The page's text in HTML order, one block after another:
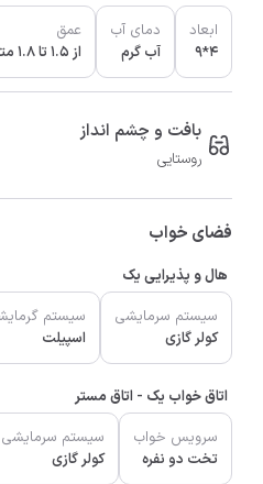
ابعاد
4*9
دمای آب
آب گرم
عمق
از 1.5 تا 1.8 متر
بافت و چشم انداز
روستایی
فضای خواب
هال و پذیرایی یک
سیستم سرمایشی
کولر گازی
سیستم
اسپیلت
اتاق خواب یک - اتاق مستر
سرویس خواب
تخت دو نفره
سیستم سرمایشی
کولر گازی